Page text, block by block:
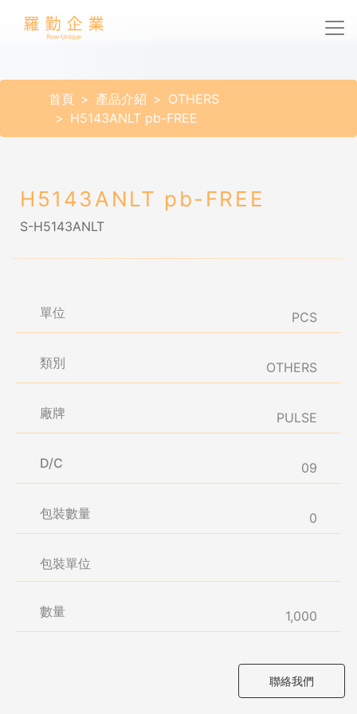
首頁 產品介紹
OTHERS
H5143ANLT pb-FREE
H5143ANLT pb-FREE
S-H5143ANLT
單位 PCS
類別 OTHERS
廠牌 PULSE
D/C 09
包裝數量 0
包裝單位
數量 1,000
聯絡我們